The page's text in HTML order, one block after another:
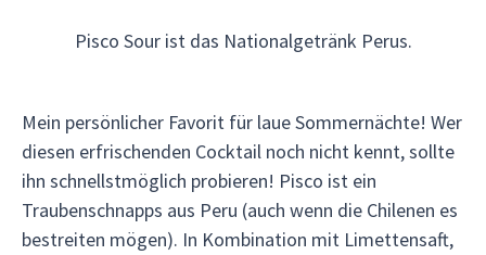
Pisco Sour ist das Nationalgetränk Perus.
Mein persönlicher Favorit für laue Sommernächte! Wer
diesen erfrischenden Cocktail noch nicht kennt, sollte
ihn schnellstmöglich probieren! Pisco ist ein
Traubenschnapps aus Peru (auch wenn die Chilenen es
bestreiten mögen). In Kombination mit Limettensaft,